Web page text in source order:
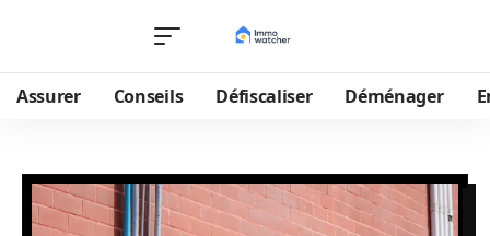
Assurer Conseils Défiscaliser Déménager